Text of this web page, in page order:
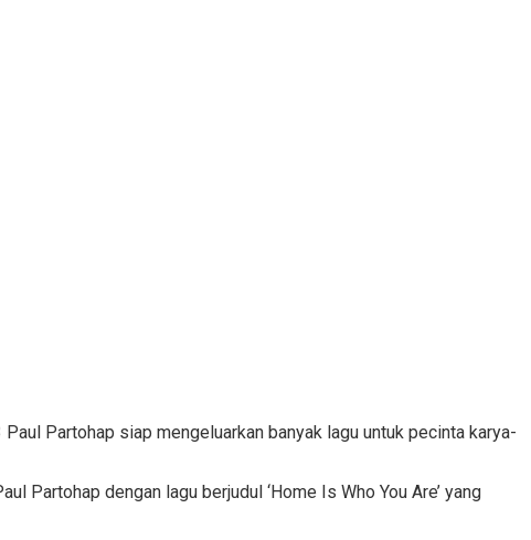
Partohap siap mengeluarkan banyak lagu untuk pecinta karya-
Partohap dengan lagu berjudul ‘Home Is Who You Are’ yang